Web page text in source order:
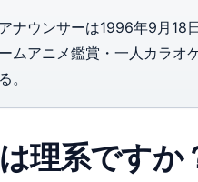
ナウンサーは1996年9月18
ムアニメ鑑賞・一人カラオ
。
理系ですか